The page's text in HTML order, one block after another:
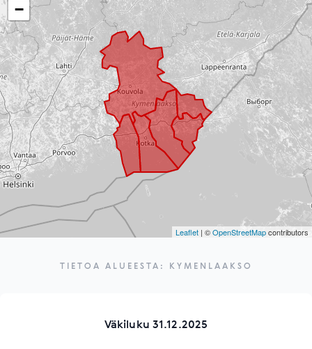
−
Leaflet | ©OpenStreetMapcontributors
TIETOA ALUEESTA: KYMENLAAKSO
Väkiluku 31.12.2025